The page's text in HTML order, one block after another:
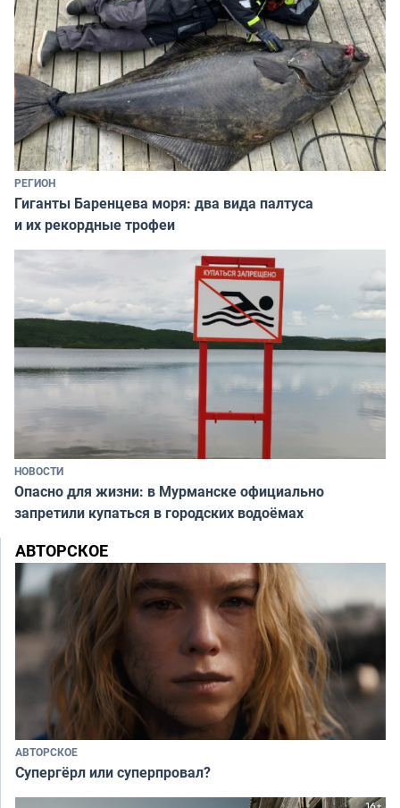
РЕГИОН
Гиганты Баренцева моря: два вида палтуса
и их рекордные трофеи
НОВОСТИ
Опасно для жизни: в Мурманске официально
запретили купаться в городских водоёмах
АВТОРСКОЕ
АВТОРСКОЕ
Супергёрл или суперпровал?